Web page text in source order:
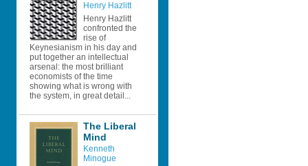
Henry Hazlitt
Henry Hazlitt
confronted the
rise of
Keynesianism in his day and
put together an intellectual
arsenal: the most brilliant
economists of the time
showing what is wrong with
the system, in great detail...
The Liberal
Mind
Kenneth
Minogue